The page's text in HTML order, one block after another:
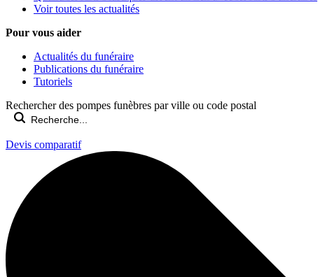
Voir toutes les actualités
Pour vous aider
Actualités du funéraire
Publications du funéraire
Tutoriels
Rechercher des pompes funèbres par ville ou code postal
Devis comparatif